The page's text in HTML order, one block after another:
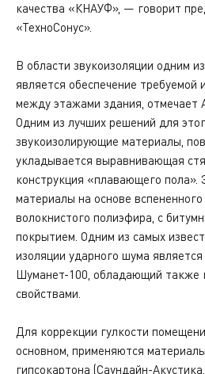
качества «КНАУФ», — говорит
«ТехноСонус».
В области звукоизоляции одним
является обеспечение требуемой
между этажами здания, отмечает
Одним из лучших решений для
звукоизолирующие материалы,
укладывается выравнивающая
конструкция «плавающего пола».
материалы на основе
волокнистого полиэфира, с
покрытием. Одним из самых
изоляции ударного шума
Шуманет-100, обладающий также
свойствами.
Для коррекции гулкости
основном, применяются
гипсокартона (Саундайн-